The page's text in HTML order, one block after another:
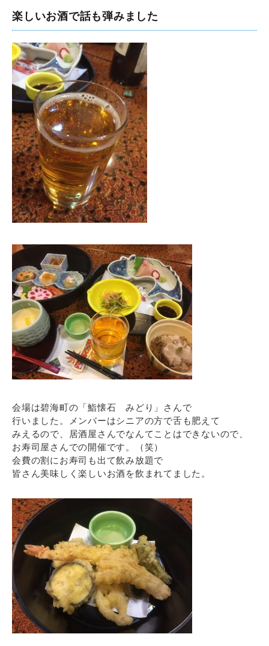
楽しいお酒で話も弾みました
会場は碧海町の「鮨懐石 みどり」さんで
行いました。メンバーはシニアの方で舌も肥えて
みえるので、居酒屋さんでなんてことはできないので、
お寿司屋さんでの開催です。（笑）
会費の割にお寿司も出て飲み放題で
皆さん美味しく楽しいお酒を飲まれてました。